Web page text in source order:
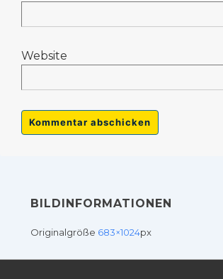
Website
BILDINFORMATIONEN
Originalgröße 683×1024px